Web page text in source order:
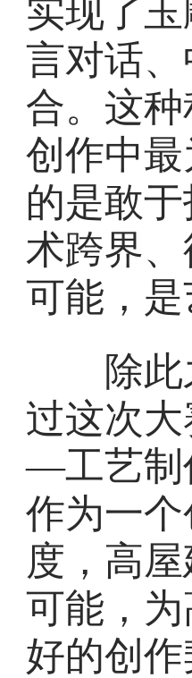
实现了
言对话
合。这
创作中
的是敢
术跨界
可能，
除此之
过这次
—工艺制
作为一
度，高
可能，
好的创